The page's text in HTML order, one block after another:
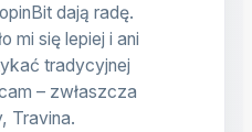
dają radę.
mi się lepiej i ani
tradycyjnej
– zwłaszcza
Travina.